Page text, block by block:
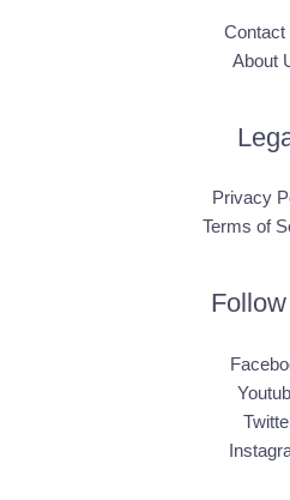
Contact
About
Privacy
Terms of